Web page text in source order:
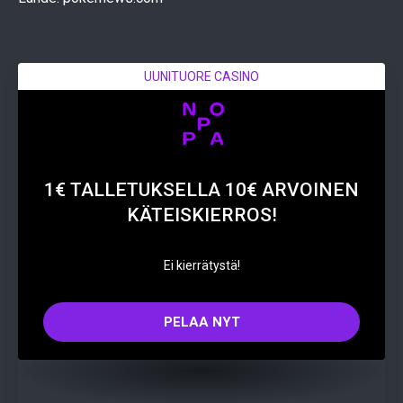
UUNITUORE CASINO
1€ TALLETUKSELLA 10€ ARVOINEN
KÄTEISKIERROS!
Ei kierrätystä!
PELAA NYT